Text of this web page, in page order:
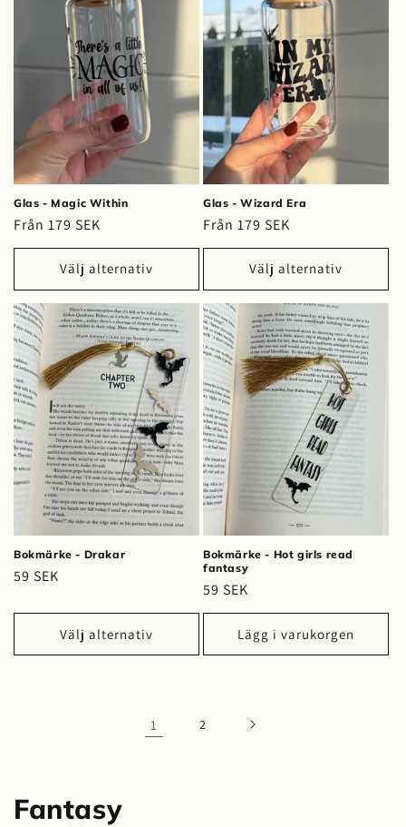
Glas - Magic Within
Ordinarie
pris
Från 179 SEK
Välj alternativ
Glas - Wizard Era
Ordinarie
pris
Från 179 SEK
Välj alternativ
Bokmärke - Drakar
Ordinarie
59 SEK
Välj alternativ
Bokmärke - Hot girls read
fantasy
Ordinarie
pris
59 SEK
Lägg i varukorgen
1 2
P
Fantasy